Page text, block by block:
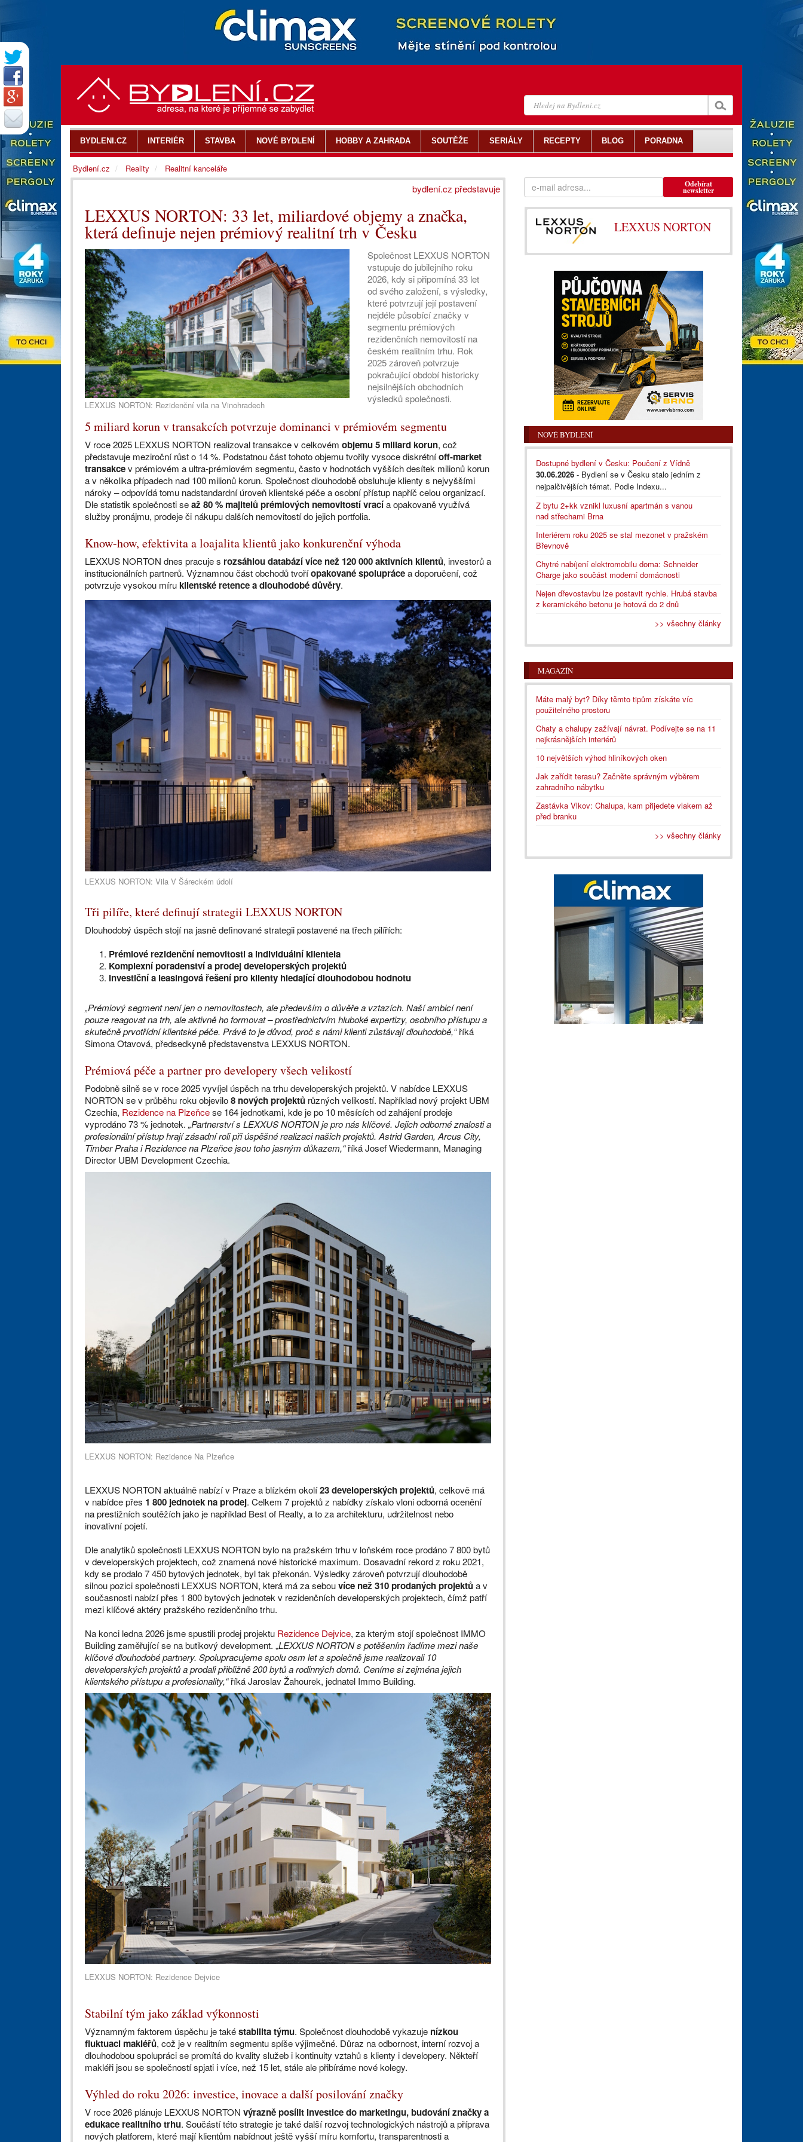
bydlení.cz představuje
LEXXUS NORTON: 33 let, miliardové objemy a značka,
která definuje nejen prémiový realitní trh v Česku
LEXXUS NORTON: Rezidenční vila na Vinohradech
Společnost LEXXUS NORTON
vstupuje do jubilejního roku
2026, kdy si připomíná 33 let
od svého založení, s výsledky,
které potvrzují její postavení
nejdéle působící značky v
segmentu prémiových
rezidenčních nemovitostí na
českém realitním trhu. Rok
2025 zároveň potvrzuje
pokračující období historicky
nejsilnějších obchodních
výsledků společnosti.
5 miliard korun v transakcích potvrzuje dominanci v prémiovém segmentu
V roce 2025 LEXXUS NORTON realizoval transakce v celkovém objemu 5 miliard korun, což
představuje meziroční růst o 14 %. Podstatnou část tohoto objemu tvořily vysoce diskrétníoff-market
transakcev prémiovém a ultra-prémiovém segmentu, často v hodnotách vyšších desítek milionů korun
a v několika případech nad 100 milionů korun. Společnost dlouhodobě obsluhuje klienty s nejvyššími
nároky – odpovídá tomu nadstandardní úroveň klientské péče a osobní přístup napříč celou organizací.
Dle statistik společnosti seaž 80 % majitelů prémiových nemovitostí vracía opakovaně využívá
služby pronájmu, prodeje či nákupu dalších nemovitostí do jejich portfolia.
Know-how, efektivita a loajalita klientů jako konkurenční výhoda
LEXXUS NORTON dnes pracuje s rozsáhlou databází více než 120 000 aktivních klientů, investorů a
institucionálních partnerů. Významnou část obchodů tvoříopakované spoluprácea doporučení, což
potvrzuje vysokou míruklientské retence a dlouhodobé důvěry.
LEXXUS NORTON: Vila V Šáreckém údolí
Tři pilíře, které definují strategii LEXXUS NORTON
Dlouhodobý úspěch stojí na jasně definované strategii postavené na třech pilířích:
Prémiové rezidenční nemovitosti a individuální klientela
Komplexní poradenství a prodej developerských projektů
Investiční a leasingová řešení pro klienty hledající dlouhodobou hodnotu
„Prémiový segment není jen o nemovitostech, ale především o důvěře a vztazích. Naší ambicí není
pouze reagovat na trh, ale aktivně ho formovat – prostřednictvím hluboké expertizy, osobního přístupu a
skutečně prvotřídní klientské péče. Právě to je důvod, proč s námi klienti zůstávají dlouhodobě,“říká
Simona Otavová, předsedkyně představenstva LEXXUS NORTON.
Prémiová péče a partner pro developery všech velikostí
Podobně silně se v roce 2025 vyvíjel úspěch na trhu developerských projektů. V nabídce LEXXUS
NORTON se v průběhu roku objevilo8 nových projektů různých velikostí. Například nový projekt UBM
Czechia, Rezidence na Plzeňcese 164 jednotkami, kde je po 10 měsících od zahájení prodeje
vyprodáno 73 % jednotek. „Partnerství s LEXXUS NORTON je pro nás klíčové. Jejich odborné znalosti a
profesionální přístup hrají zásadní roli při úspěšné realizaci našich projektů. Astrid Garden, Arcus City,
Timber Praha i Rezidence na Plzeňce jsou toho jasným důkazem,“říká Josef Wiedermann, Managing
Director UBM Development Czechia.
LEXXUS NORTON: Rezidence Na Plzeňce
LEXXUS NORTON aktuálně nabízí v Praze a blízkém okolí23 developerských projektů, celkově má
v nabídce přes 1 800 jednotek na prodej. Celkem 7 projektů z nabídky získalo vloni odborná ocenění
na prestižních soutěžích jako je například Best of Realty, a to za architekturu, udržitelnost nebo
inovativní pojetí.
Dle analytiků společnosti LEXXUS NORTON bylo na pražském trhu v loňském roce prodáno 7 800 bytů
v developerských projektech, což znamená nové historické maximum. Dosavadní rekord z roku 2021,
kdy se prodalo 7 450 bytových jednotek, byl tak překonán. Výsledky zároveň potvrzují dlouhodobě
silnou pozici společnosti LEXXUS NORTON, která má za sebouvíce než 310 prodaných projektůa v
současnosti nabízí přes 1 800 bytových jednotek v rezidenčních developerských projektech, čímž patří
mezi klíčové aktéry pražského rezidenčního trhu.
Na konci ledna 2026 jsme spustili prodej projektu Rezidence Dejvice, za kterým stojí společnost IMMO
Building zaměřující se na butikový development. „LEXXUS NORTON s potěšením řadíme mezi naše
klíčové dlouhodobé partnery. Spolupracujeme spolu osm let a společně jsme realizovali 10
developerských projektů a prodali přibližně 200 bytů a rodinných domů. Ceníme si zejména jejich
klientského přístupu a profesionality,“říká Jaroslav Žahourek, jednatel Immo Building.
LEXXUS NORTON: Rezidence Dejvice
Stabilní tým jako základ výkonnosti
Významným faktorem úspěchu je takéstabilita týmu. Společnost dlouhodobě vykazuje nízkou
fluktuaci makléřů, což je v realitním segmentu spíše výjimečné. Důraz na odbornost, interní rozvoj a
dlouhodobou spolupráci se promítá do kvality služeb i kontinuity vztahů s klienty i developery. Někteří
makléři jsou se společností spjati i více, než 15 let, stále ale přibíráme nové kolegy.
Výhled do roku 2026: investice, inovace a další posilování značky
V roce 2026 plánuje LEXXUS NORTON výrazně posílit investice do marketingu, budování značky a
edukace realitního trhu. Součástí této strategie je také další rozvoj technologických nástrojů a příprava
nových platforem, které mají klientům nabídnout ještě vyšší míru komfortu, transparentnosti a
Odebírat
newsletter
LEXXUS NORTON
NOVÉ BYDLENÍ
Dostupné bydlení v Česku: Poučení z Vídně
30.06.2026 - Bydlení se v Česku stalo jedním z
nejpalčivějších témat. Podle Indexu...
Z bytu 2+kk vznikl luxusní apartmán s vanou
nad střechami Brna
Interiérem roku 2025 se stal mezonet v pražském
Břevnově
Chytré nabíjení elektromobilu doma: Schneider
Charge jako součást moderní domácnosti
Nejen dřevostavbu lze postavit rychle. Hrubá stavba
z keramického betonu je hotová do 2 dnů
>> všechny články
MAGAZÍN
Máte malý byt? Díky těmto tipům získáte víc
použitelného prostoru
Chaty a chalupy zažívají návrat. Podívejte se na 11
nejkrásnějších interiérů
10 největších výhod hliníkových oken
Jak zařídit terasu? Začněte správným výběrem
zahradního nábytku
Zastávka Vlkov: Chalupa, kam přijedete vlakem až
před branku
>> všechny články
BYDLENI.CZ INTERIÉR STAVBA NOVÉ BYDLENÍ HOBBY A ZAHRADA SOUTĚŽE SERIÁLY RECEPTY BLOG PORADNA
Bydlení.cz Reality Realitní kanceláře